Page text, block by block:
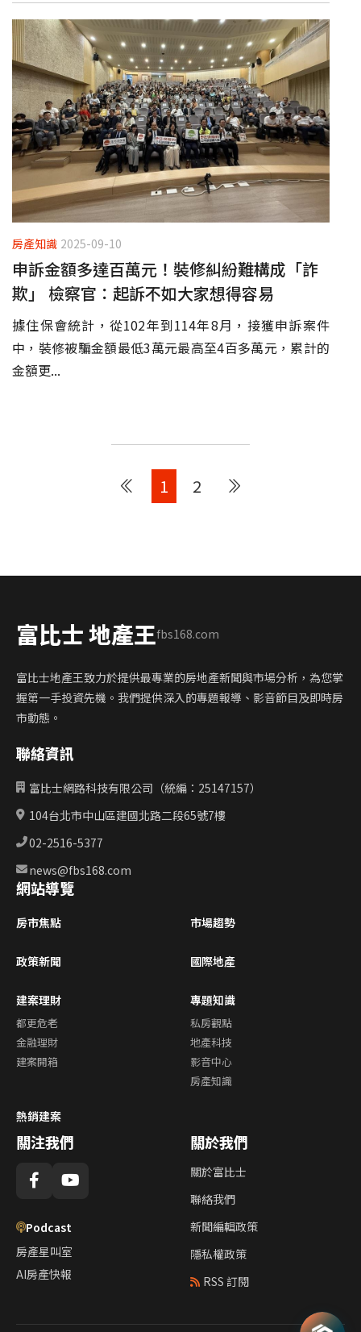
房產知識 2025-09-10
申訴金額多達百萬元！裝修糾紛難構成「詐
欺」 檢察官：起訴不如大家想得容易
據住保會統計，從102年到114年8月，接獲申訴案件
中，裝修被騙金額最低3萬元最高至4百多萬元，累計的
金額更...
1 2
富比士 地產王fbs168.com
富比士地產王致力於提供最專業的房地產新聞與市場分析，為您掌
握第一手投資先機。我們提供深入的專題報導、影音節目及即時房
市動態。
聯絡資訊
富比士網路科技有限公司（統編：25147157）
104台北市中山區建國北路二段65號7樓
02-2516-5377
news@fbs168.com
網站導覽
房市焦點 市場趨勢
政策新聞 國際地產
建案理財
都更危老
金融理財
建案開箱
專題知識
私房觀點
地產科技
影音中心
房產知識
熱銷建案
關注我們
Podcast
房產星叫室
AI房產快報
關於我們
關於富比士
聯絡我們
新聞編輯政策
隱私權政策
RSS 訂閱